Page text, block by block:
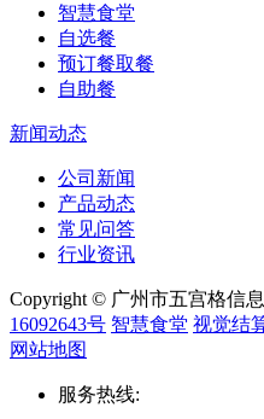
智慧食堂
自选餐
预订餐取餐
自助餐
新闻动态
公司新闻
产品动态
常见问答
行业资讯
Copyright © 广州市五宫格信
16092643号 智慧食堂 视觉结
网站地图
服务热线: